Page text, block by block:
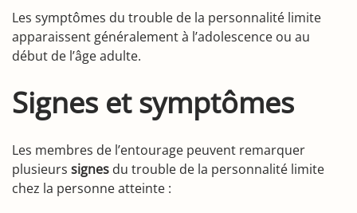
Les symptômes du trouble de la personnalité limite
apparaissent généralement à l’adolescence ou au
début de l’âge adulte.
Signes et symptômes
Les membres de l’entourage peuvent remarquer
plusieurs signes du trouble de la personnalité limite
chez la personne atteinte :